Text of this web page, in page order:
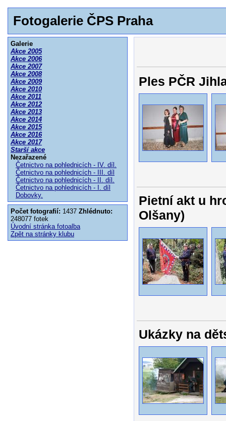
Fotogalerie ČPS Praha
Galerie
Akce 2005
Akce 2006
Akce 2007
Akce 2008
Akce 2009
Akce 2010
Akce 2011
Akce 2012
Akce 2013
Akce 2014
Akce 2015
Akce 2016
Akce 2017
Starší akce
Nezařazené
Četnictvo na pohlednicích - IV. díl.
Četnictvo na pohlednicích - III. díl
Četnictvo na pohlednicích - II. díl.
Četnictvo na pohlednicích - I. díl
Dobovky.
Počet fotografií: 1437 Zhlédnuto:
248077 fotek
Úvodní stránka fotoalba
Zpět na stránky klubu
Ples PČR
Pietní akt u
Olšany)
Ukázky na